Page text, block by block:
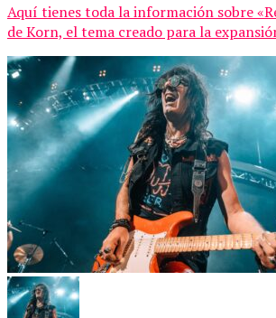
Aquí tienes toda la información sobre
de Korn, el tema creado para la